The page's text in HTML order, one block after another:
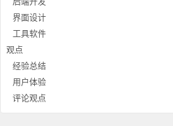
界面设计
工具软件
观点
经验总结
用户体验
评论观点